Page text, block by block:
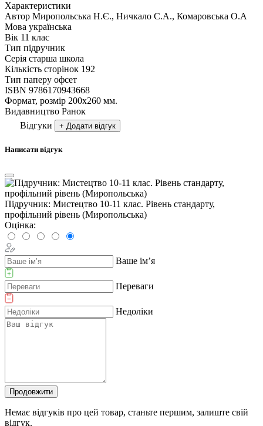
Характеристики
Автор Миропольська Н.Є., Ничкало С.А., Комаровська О.А
Мова українська
Вік 11 клас
Тип пiдручник
Серія старша школа
Кількість сторінок 192
Тип паперу офсет
ISBN 9786170943668
Формат, розмір 200х260 мм.
Видавництво Ранок
Відгуки
+ Додати відгук
Написати відгук
Підручник: Мистецтво 10-11 клас. Рівень стандарту,
профільний рівень (Миропольська)
Оцінка:
Ваше ім’я
Переваги
Недоліки
Продовжити
Немає відгуків про цей товар, станьте першим, залиште свій
відгук.